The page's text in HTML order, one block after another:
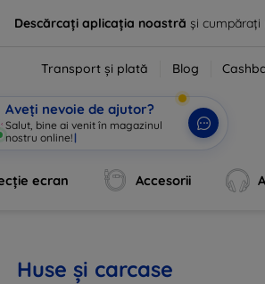
Descărcați aplicația noastră și cumpărați
Transport și plată Blog
Aveți nevoie de ajutor?
Salut, bine ai venit în magazinul
nostru online!|
ecran Accesorii
Huse și carcase